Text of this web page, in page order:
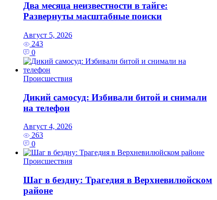
Два месяца неизвестности в тайге:
Развернуты масштабные поиски
Август 5, 2026
243
0
Происшествия
Дикий самосуд: Избивали битой и снимали
на телефон
Август 4, 2026
263
0
Происшествия
Шаг в бездну: Трагедия в Верхневилюйском
районе